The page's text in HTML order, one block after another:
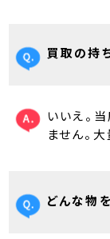
買取の持
いいえ。
ません。
どんな物